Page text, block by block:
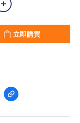
立即購買